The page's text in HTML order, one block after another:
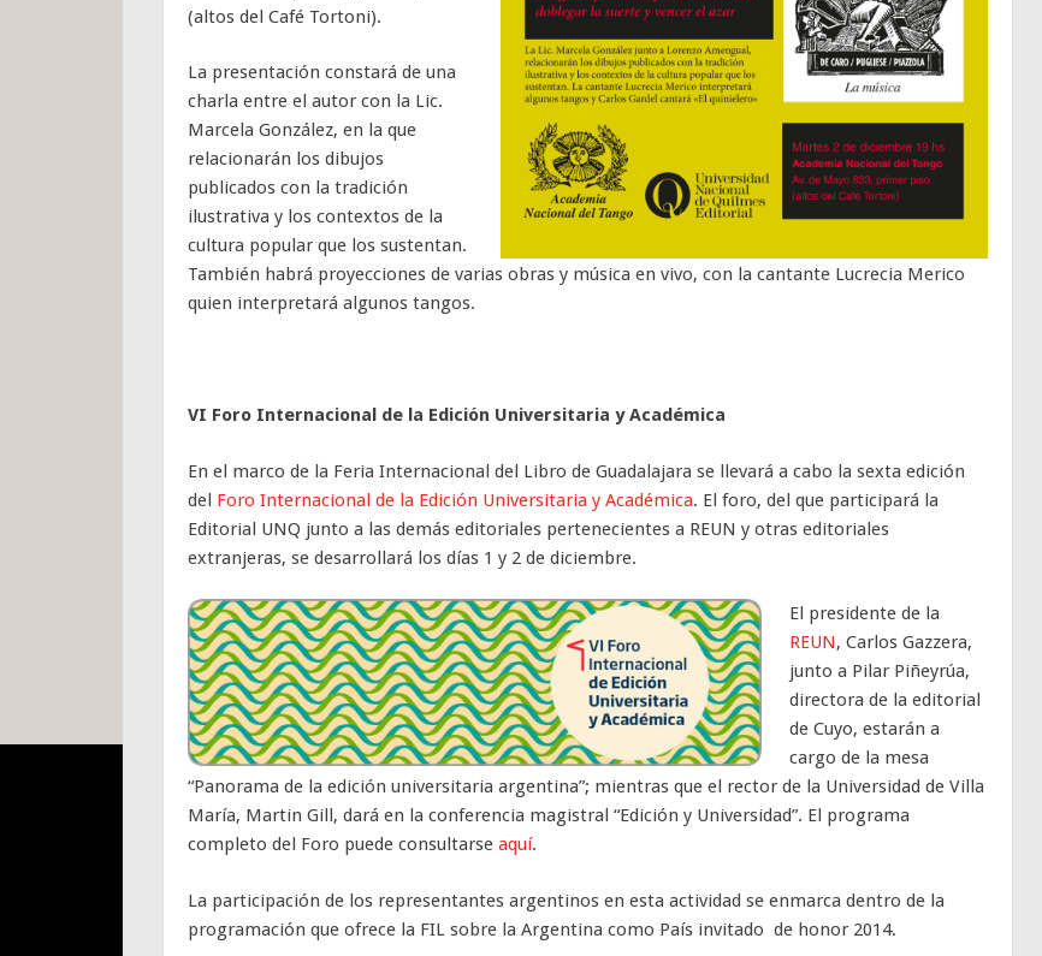
(altos del Café Tortoni).
La presentación constará de una
charla entre el autor con la Lic.
Marcela González, en la que
relacionarán los dibujos
publicados con la tradición
ilustrativa y los contextos de la
cultura popular que los sustentan.
También habrá proyecciones de varias obras y música en vivo, con la cantante Lucrecia Merico
quien interpretará algunos tangos.
VI Foro Internacional de la Edición Universitaria y Académica
En el marco de la Feria Internacional del Libro de Guadalajara se llevará a cabo la sexta edición
del Foro Internacional de la Edición Universitaria y Académica. El foro, del que participará la
Editorial UNQ junto a las demás editoriales pertenecientes a REUN y otras editoriales
extranjeras, se desarrollará los días 1 y 2 de diciembre.
El presidente de la
REUN, Carlos Gazzera,
junto a Pilar Piñeyrúa,
directora de la editorial
de Cuyo, estarán a
cargo de la mesa
“Panorama de la edición universitaria argentina”; mientras que el rector de la Universidad de Villa
María, Martin Gill, dará en la conferencia magistral “Edición y Universidad”. El programa
completo del Foro puede consultarse aquí.
La participación de los representantes argentinos en esta actividad se enmarca dentro de la
programación que ofrece la FIL sobre la Argentina como País invitado de honor 2014.